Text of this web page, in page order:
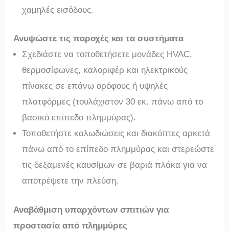
χαμηλές εισόδους.
Ανυψώστε τις παροχές και τα συστήματα
Σχεδιάστε να τοποθετήσετε μονάδες HVAC,
θερμοσίφωνες, καλοριφέρ και ηλεκτρικούς
πίνακες σε επάνω ορόφους ή υψηλές
πλατφόρμες (τουλάχιστον 30 εκ. πάνω από το
βασικό επίπεδο πλημμύρας).
Τοποθετήστε καλωδιώσεις και διακόπτες αρκετά
πάνω από το επίπεδο πλημμύρας και στερεώστε
τις δεξαμενές καυσίμων σε βαριά πλάκα για να
αποτρέψετε την πλεύση.
Αναβάθμιση υπαρχόντων σπιτιών για
προστασία από πλημμύρες